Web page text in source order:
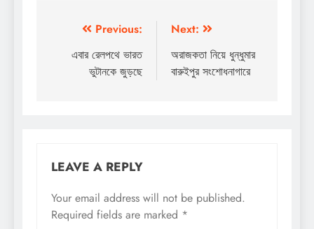
navigation
Previous:
এবার রেলপথে ভারত
ভুটানকে জুড়ছে
Next:
অরাজকতা নিয়ে ধুন্ধুমার
বারুইপুর সংশোধনাগারে
LEAVE A REPLY
Your email address will not be published.
Required fields are marked *